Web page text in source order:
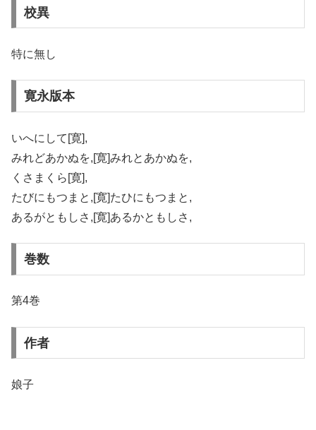
校異
特に無し
寛永版本
いへにして[寛],
みれどあかぬを,[寛]みれとあかぬを,
くさまくら[寛],
たびにもつまと,[寛]たひにもつまと,
あるがともしさ,[寛]あるかともしさ,
巻数
第4巻
作者
娘子